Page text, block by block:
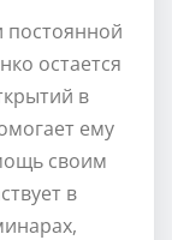
постоянной
остается
в
ему
своим
в